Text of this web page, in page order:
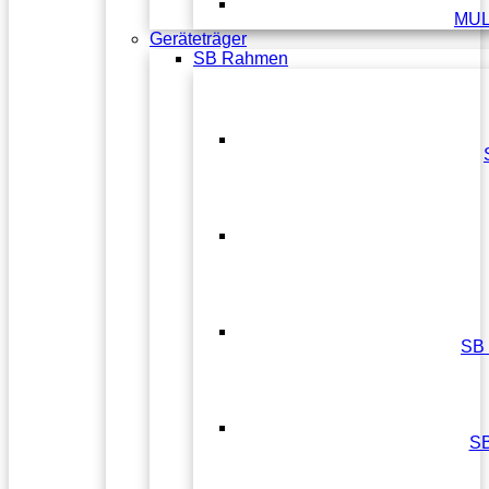
Geräteträger
SB Rahmen
SB